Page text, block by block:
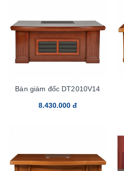
Bàn giám đốc DT2010V14
8.430.000 đ